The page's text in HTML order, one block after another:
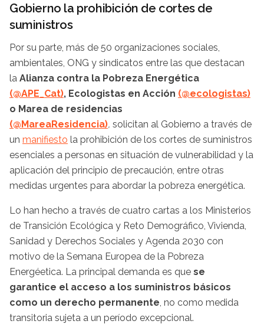
Gobierno la prohibición de cortes de
suministros
Por su parte, más de 50 organizaciones sociales,
ambientales, ONG y sindicatos entre las que destacan
la Alianza contra la Pobreza Energética
(@APE_Cat), Ecologistas en Acción (@ecologistas)
o Marea de residencias
(@MareaResidencia), solicitan al Gobierno a través de
un manifiesto la prohibición de los cortes de suministros
esenciales a personas en situación de vulnerabilidad y la
aplicación del principio de precaución, entre otras
medidas urgentes para abordar la pobreza energética.
Lo han hecho a través de cuatro cartas a los Ministerios
de Transición Ecológica y Reto Demográfico, Vivienda,
Sanidad y Derechos Sociales y Agenda 2030 con
motivo de la Semana Europea de la Pobreza
Energéetica. La principal demanda es que se
garantice el acceso a los suministros básicos
como un derecho permanente, no como medida
transitoria sujeta a un período excepcional.